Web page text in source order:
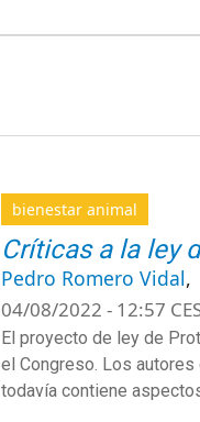
bienestar animal
Críticas a la ley
Pedro Romero Vidal
04/08/2022 - 12:57
El proyecto de ley de
el Congreso. Los
todavía contiene